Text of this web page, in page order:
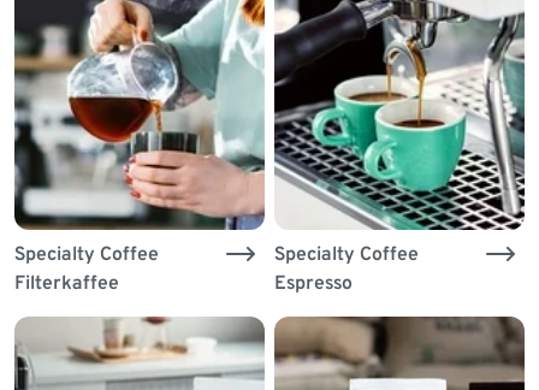
Specialty Coffee
Filterkaffee
Specialty Coffee
Espresso